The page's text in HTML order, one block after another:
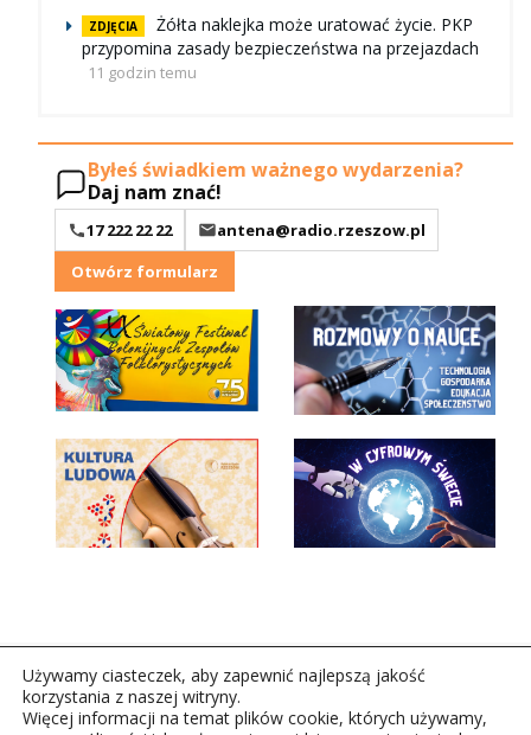
ZDJĘCIA
Żółta naklejka może uratować życie. PKP
przypomina zasady bezpieczeństwa na przejazdach
11 godzin temu
Byłeś świadkiem ważnego wydarzenia?
Daj nam znać!
17 222 22 22
antena@radio.rzeszow.pl
Otwórz formularz
Używamy ciasteczek, aby zapewnić najlepszą jakość
korzystania z naszej witryny.
Więcej informacji na temat plików cookie, których używamy,